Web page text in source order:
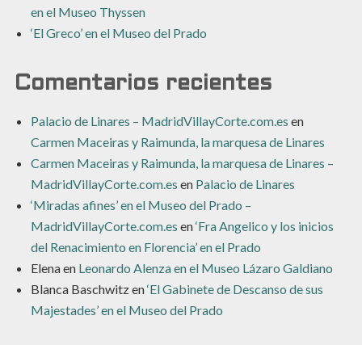
en el Museo Thyssen
‘El Greco’ en el Museo del Prado
Comentarios recientes
Palacio de Linares – MadridVillayCorte.com.es en
Carmen Maceiras y Raimunda, la marquesa de Linares
Carmen Maceiras y Raimunda, la marquesa de Linares –
MadridVillayCorte.com.es en Palacio de Linares
‘Miradas afines’ en el Museo del Prado –
MadridVillayCorte.com.es en‘Fra Angelico y los inicios
del Renacimiento en Florencia’ en el Prado
Elenaen Leonardo Alenza en el Museo Lázaro Galdiano
Blanca Baschwitzen‘El Gabinete de Descanso de sus
Majestades’ en el Museo del Prado